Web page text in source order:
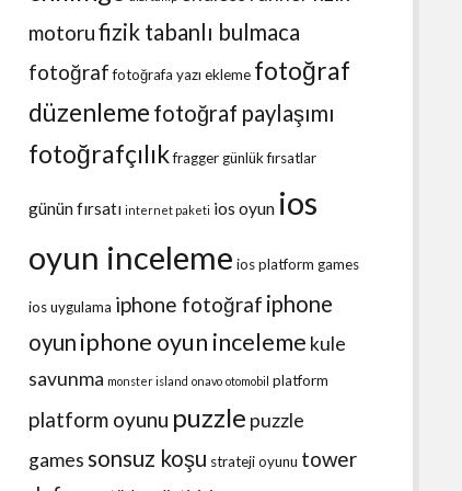
motorufizik tabanlı bulmaca
fotoğraf fotoğrafa yazı ekleme fotoğraf
düzenleme fotoğraf paylaşımı
fotoğrafçılıkfraggergünlük fırsatlar
günün fırsatı internet paketi ios oyun ios
oyun inceleme ios platform games
ios uygulama iphone fotoğraf iphone
oyun iphone oyun inceleme kule
savunma monster island onavo otomobil platform
platform oyunu puzzle puzzle
games sonsuz koşu strateji oyunu tower